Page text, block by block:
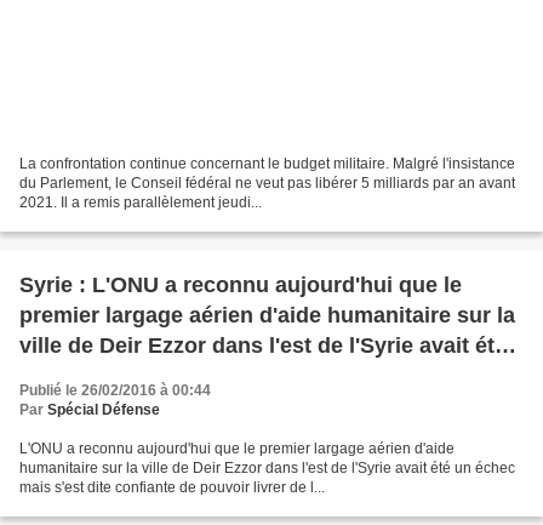
La confrontation continue concernant le budget militaire. Malgré l'insistance
du Parlement, le Conseil fédéral ne veut pas libérer 5 milliards par an avant
2021. Il a remis parallèlement jeudi...
Syrie : L'ONU a reconnu aujourd'hui que le
premier largage aérien d'aide humanitaire sur la
ville de Deir Ezzor dans l'est de l'Syrie avait été
un échec mais s'est dite confiante de pouvoir
livrer de l'aide aux zones assiégées du pays
Publié le 26/02/2016 à 00:44
Par Spécial Défense
L'ONU a reconnu aujourd'hui que le premier largage aérien d'aide
humanitaire sur la ville de Deir Ezzor dans l'est de l'Syrie avait été un échec
mais s'est dite confiante de pouvoir livrer de l...